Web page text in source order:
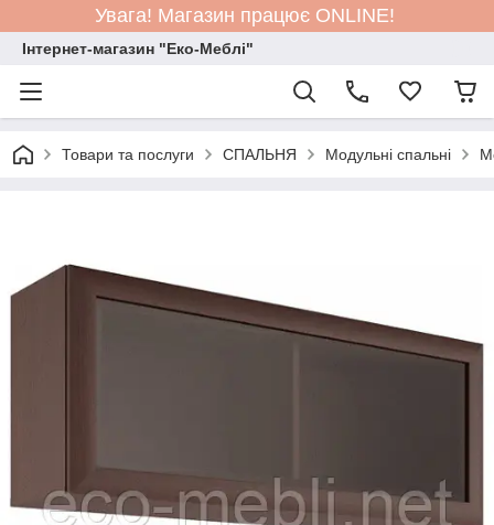
Увага! Магазин працює ONLINE!
Інтернет-магазин "Еко-Меблі"
Товари та послуги СПАЛЬНЯ Модульні спальні